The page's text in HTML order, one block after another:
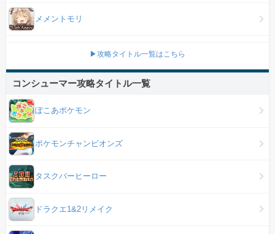
メメントモリ
▶攻略タイトル一覧はこちら
コンシューマー攻略タイトル一覧
ぽこあポケモン
ポケモンチャンピオンズ
タスクバーヒーロー
ドラクエ1&2リメイク